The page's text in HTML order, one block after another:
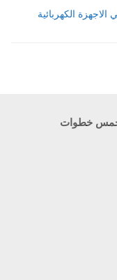
عيد الأم علي الاجهزة الكهربائية